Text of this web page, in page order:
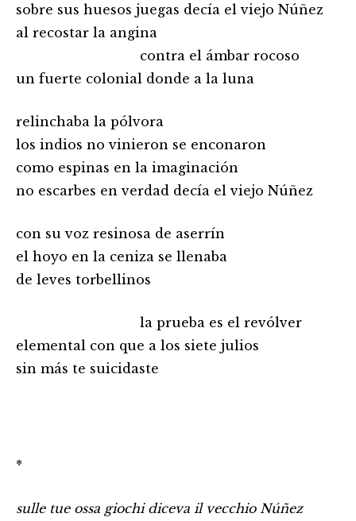
sobre sus huesos juegas decía el viejo Núñez
al recostar la angina
contra el ámbar rocoso
un fuerte colonial donde a la luna
relinchaba la pólvora
los indios no vinieron se enconaron
como espinas en la imaginación
no escarbes en verdad decía el viejo Núñez
con su voz resinosa de aserrín
el hoyo en la ceniza se llenaba
de leves torbellinos
la prueba es el revólver
elemental con que a los siete julios
sin más te suicidaste
*
sulle tue ossa giochi diceva il vecchio Núñez